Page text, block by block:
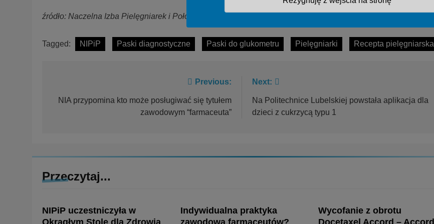
źródło: Naczelna Izba Pielęgniarek i Położnych
Tagged: NIPiP Paski diagnostyczne Paski do glukometru Pielęgniarki Recepta pielęgniarska
Previous:
NIA przypomina kto może posługiwać się tytułem
zawodowym “farmaceuta”
Next:
Na Politechnice Lubelskiej powstała aplikacja dla
dzieci z cukrzycą typu 1
Przeczytaj...
NIPiP uczestniczyła w
Indywidualna praktyka
Wycofanie z obrotu